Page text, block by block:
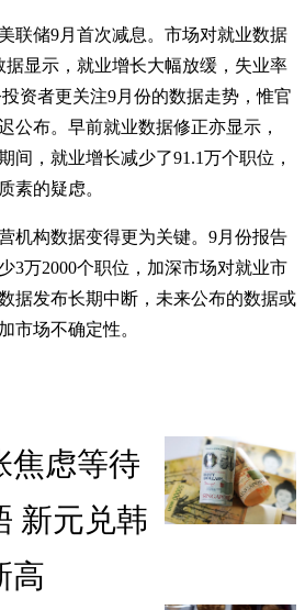
联储9月首次减息。市场对就业数据
据显示，就业增长大幅放缓，失业率
资者更关注9月份的数据走势，惟官
公布。早前就业数据修正亦显示，
间，就业增长减少了91.1万个职位，
素的疑虑。
机构数据变得更为关键。9月份报告
3万2000个职位，加深市场对就业市
据发布长期中断，未来公布的数据或
市场不确定性。
焦虑等待
新元兑韩
高